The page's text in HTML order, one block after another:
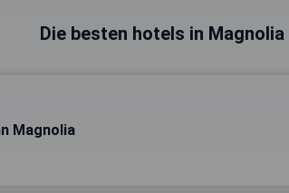
Die besten hotels in Magnolia
Magnolia